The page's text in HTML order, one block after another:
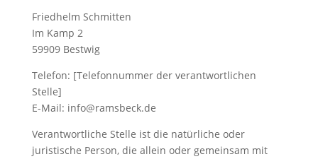
Friedhelm Schmitten
Im Kamp 2
59909 Bestwig
Telefon: [Telefonnummer der verantwortlichen
Stelle]
E-Mail: info@ramsbeck.de
Verantwortliche Stelle ist die natürliche oder
juristische Person, die allein oder gemeinsam mit